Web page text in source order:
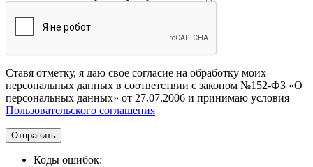
Ставя отметку, я даю свое согласие на обработку моих
персональных данных в соответствии с законом №152-ФЗ «О
персональных данных» от 27.07.2006 и принимаю условия
Пользовательского соглашения
Отправить
Коды ошибок: